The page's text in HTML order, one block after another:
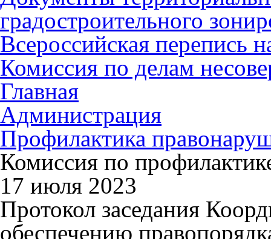
градостроительного
Всероссийская перепись
Комиссия по делам
Главная
Администрация
Профилактика
Комиссия по
17 июля 2023
Протокол заседания
обеспечению